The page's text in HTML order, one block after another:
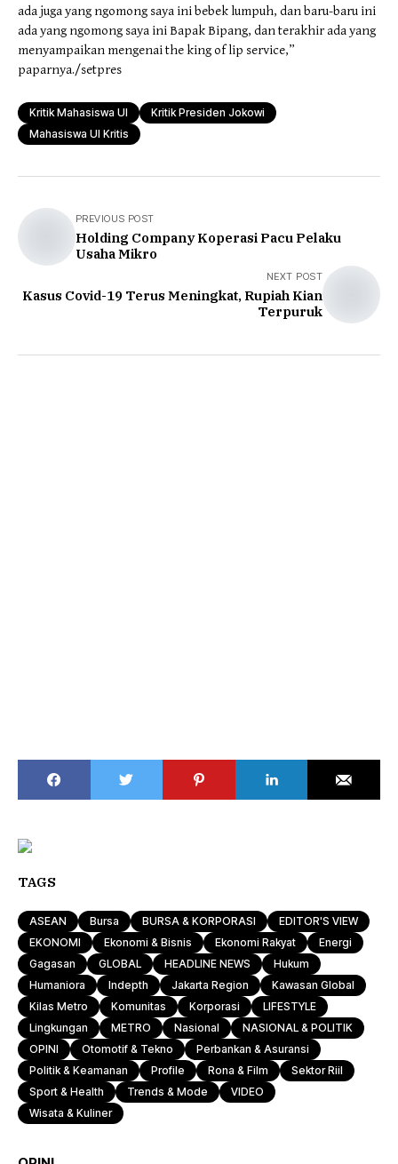
ada juga yang ngomong saya ini bebek lumpuh, dan baru-baru ini
ada yang ngomong saya ini Bapak Bipang, dan terakhir ada yang
menyampaikan mengenai the king of lip service,”
paparnya./setpres
Kritik Mahasiswa UI
Kritik Presiden Jokowi
Mahasiswa UI Kritis
PREVIOUS POST
Holding Company Koperasi Pacu Pelaku
Usaha Mikro
NEXT POST
Kasus Covid-19 Terus Meningkat, Rupiah Kian
Terpuruk
TAGS
ASEAN Bursa BURSA & KORPORASI
EDITOR'S VIEW
EKONOMI
Ekonomi & Bisnis Ekonomi Rakyat
Energi
Gagasan
GLOBAL HEADLINE NEWS
Hukum
Humaniora
Indepth Jakarta Region
Kawasan Global
Kilas Metro
Komunitas Korporasi
LIFESTYLE
Lingkungan
METRO Nasional
NASIONAL & POLITIK
OPINI
Otomotif & Tekno
Perbankan & Asuransi
Politik & Keamanan
Profile Rona & Film
Sektor Riil
Sport & Health
Trends & Mode
VIDEO
Wisata & Kuliner